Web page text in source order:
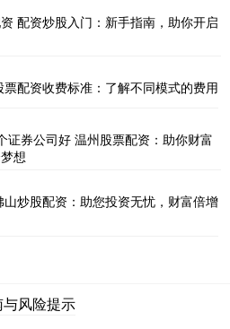
配资炒股入门：新手指南，助你开启
配资收费标准：了解不同模式的费用
证券公司好 温州股票配资：助你财富
想
炒股配资：助您投资无忧，财富倍增
风险提示